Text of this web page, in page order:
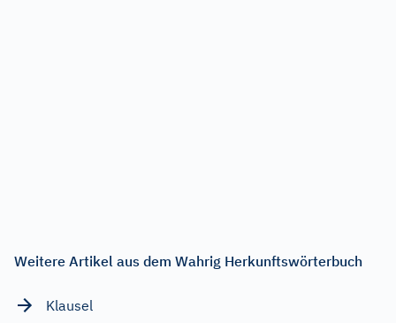
Weitere Artikel aus dem Wahrig Herkunftswörterbuch
Klausel